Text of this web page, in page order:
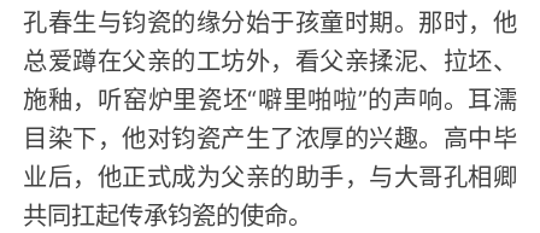
孔春生与钧瓷的缘分始于孩童时期。那时，他
总爱蹲在父亲的工坊外，看父亲揉泥、拉坯、
施釉，听窑炉里瓷坯“噼里啪啦”的声响。耳濡
目染下，他对钧瓷产生了浓厚的兴趣。高中毕
业后，他正式成为父亲的助手，与大哥孔相卿
共同扛起传承钧瓷的使命。